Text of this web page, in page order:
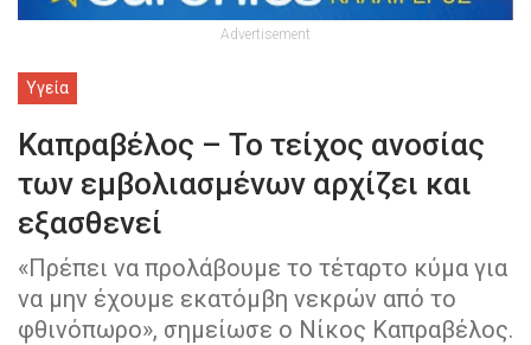
Advertisement
Υγεία
Καπραβέλος – Το τείχος ανοσίας
των εμβολιασμένων αρχίζει και
εξασθενεί
«Πρέπει να προλάβουμε το τέταρτο κύμα για
να μην έχουμε εκατόμβη νεκρών από το
φθινόπωρο», σημείωσε o Nίκος Καπραβέλος.